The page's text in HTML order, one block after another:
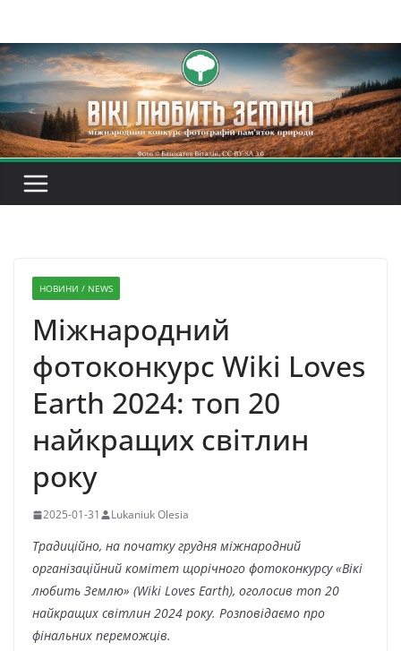
вмісту
НОВИНИ / NEWS
Міжнародний
фотоконкурс Wiki Loves
Earth 2024: топ 20
найкращих світлин
року
2025-01-31 Lukaniuk Olesia
Традиційно, на початку грудня міжнародний
організаційний комітет щорічного фотоконкурсу «Вікі
любить Землю» (Wiki Loves Earth), оголосив топ 20
найкращих світлин 2024 року. Розповідаємо про
фінальних переможців.